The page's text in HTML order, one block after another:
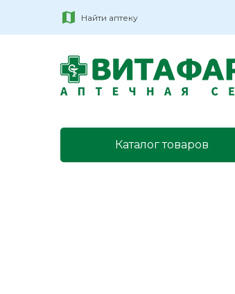
Найти аптеку
Каталог товаров